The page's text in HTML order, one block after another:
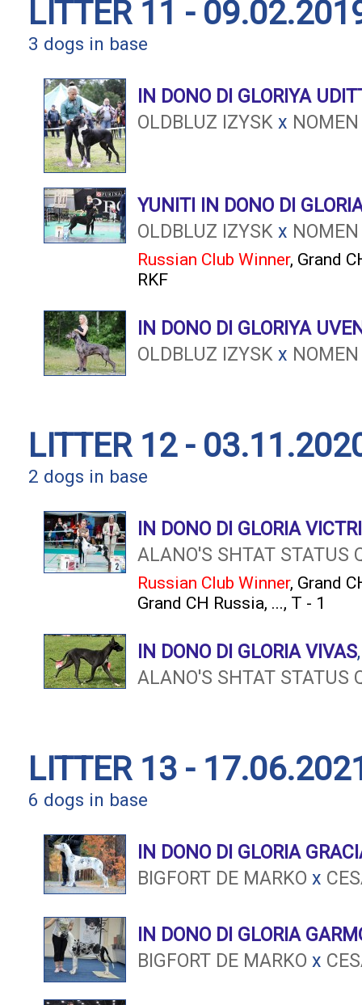
LITTER 11 -
3 dogs in base
IN DONO DI GLORIYA
OLDBLUZ IZYSK x
YUNITI IN DONO DI
OLDBLUZ IZYSK x
Russian Club Winner, Grand
RKF
IN DONO DI GLORIYA
OLDBLUZ IZYSK x
LITTER 12 -
2 dogs in base
IN DONO DI GLORIA
ALANO'S SHTAT STATUS
Russian Club Winner, Grand
Grand CH Russia, ..., T - 1
IN DONO DI GLORIA VIVAS
ALANO'S SHTAT STATUS
LITTER 13 -
6 dogs in base
IN DONO DI GLORIA
BIGFORT DE MARKO x
IN DONO DI GLORIA
BIGFORT DE MARKO x